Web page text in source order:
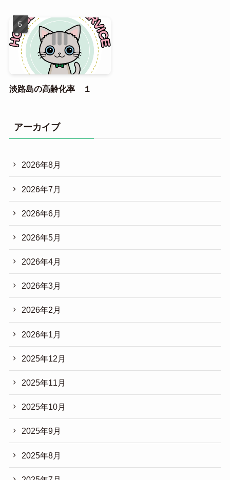
淡路島の高齢化率 １
アーカイブ
2026年8月
2026年7月
2026年6月
2026年5月
2026年4月
2026年3月
2026年2月
2026年1月
2025年12月
2025年11月
2025年10月
2025年9月
2025年8月